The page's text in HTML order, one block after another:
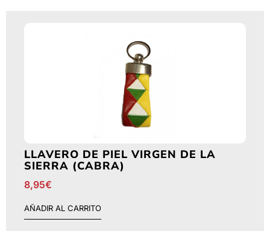
LLAVERO DE PIEL VIRGEN DE LA
SIERRA (CABRA)
8,95€
AÑADIR AL CARRITO